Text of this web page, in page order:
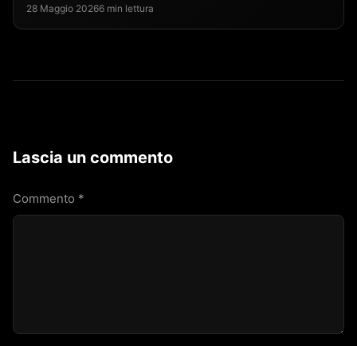
28 Maggio 20266 min lettura
Lascia un commento
Commento *